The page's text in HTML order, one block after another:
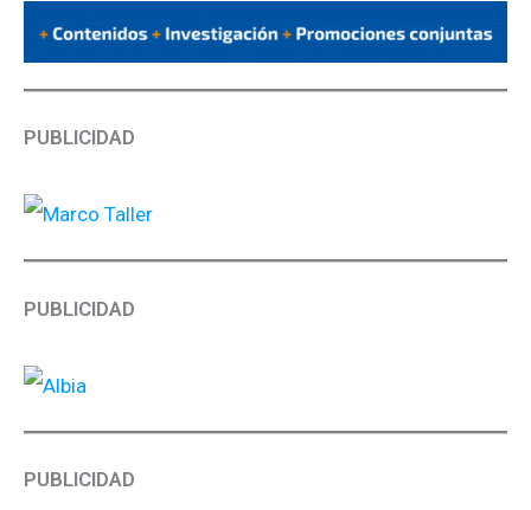
PUBLICIDAD
PUBLICIDAD
PUBLICIDAD